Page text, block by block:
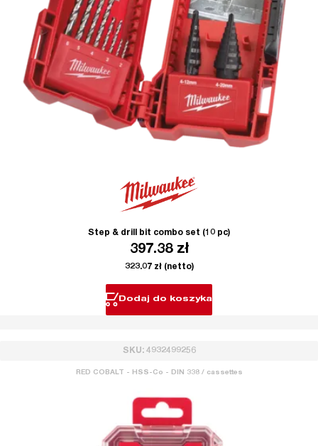
Step & drill bit combo set (10 pc)
397.38 zł
323.07 zł(netto)
Dodaj do koszyka
SKU: 4932499256
RED COBALT - HSS-Co - DIN 338 / cassettes